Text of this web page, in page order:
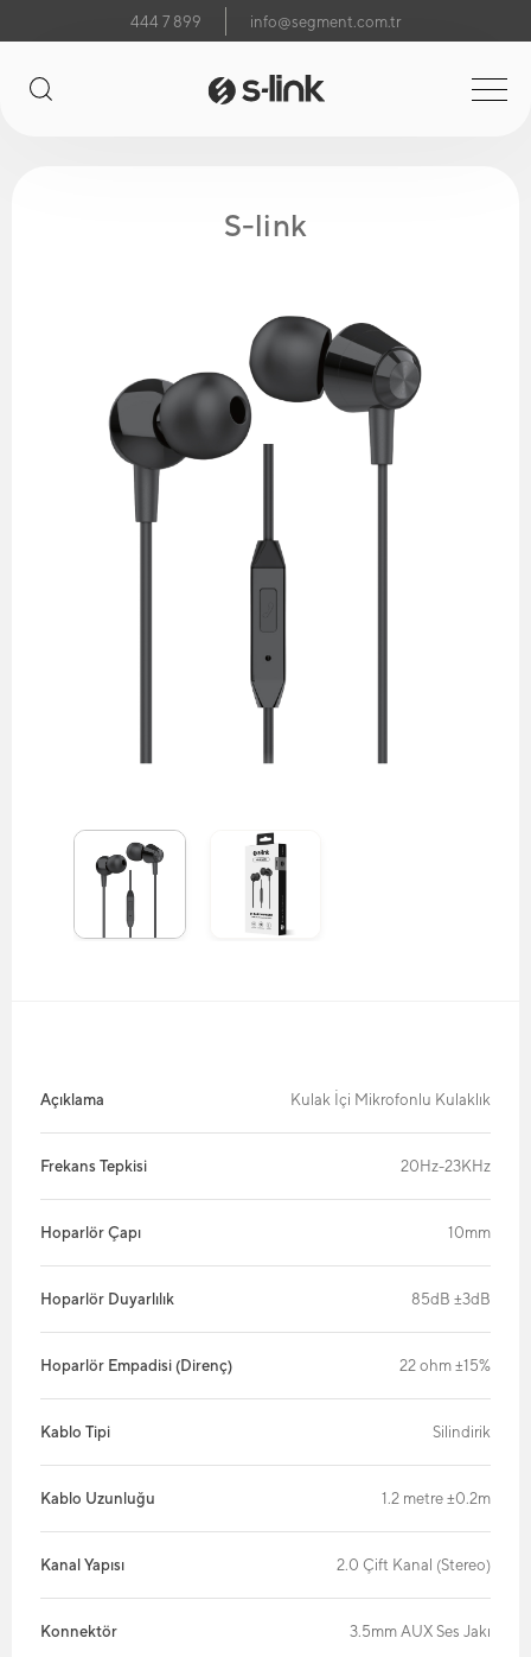
444 7 899 info@segment.com.tr
S-link
Açıklama Kulak İçi Mikrofonlu Kulaklık
Frekans Tepkisi 20Hz-23KHz
Hoparlör Çapı 10mm
Hoparlör Duyarlılık 85dB ±3dB
Hoparlör Empadisi (Direnç) 22 ohm ±15%
Kablo Tipi Silindirik
Kablo Uzunluğu 1.2 metre ±0.2m
Kanal Yapısı 2.0 Çift Kanal (Stereo)
Konnektör 3.5mm AUX Ses Jakı